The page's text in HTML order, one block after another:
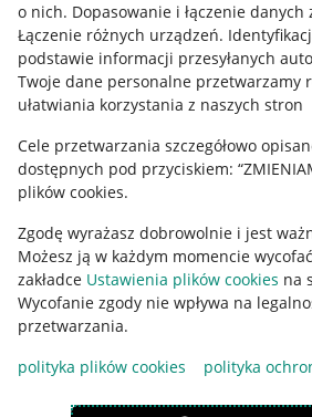
o nich. Dopasowanie i łączenie danych
Łączenie różnych urządzeń.
podstawie informacji przesyłanych
Twoje dane personalne przetwarzamy
ułatwiania korzystania z naszych stron
Cele przetwarzania szczegółowo
dostępnych pod przyciskiem:
plików cookies.
Zgodę wyrażasz dobrowolnie i jest
Możesz ją w każdym momencie
zakładce Ustawienia plików cookies na
Wycofanie zgody nie wpływa na
przetwarzania.
polityka plików cookies
polityka
Regulamin
Polityka plików "cookies"
Ustawienia plików "cookies"
Udostępnianie lokalizacji
Informacje dla Aktu o Usługach
Pobierz aplikację